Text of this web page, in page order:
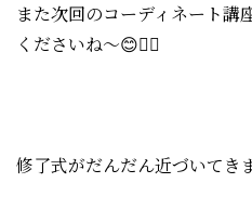
また次回のコーディネート講
くださいね〜😊🙋‍♀️
修了式がだんだん近づいてき